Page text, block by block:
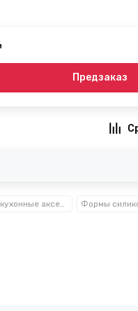
Предзаказ
Посуда, кухонные аксессуары и принадлежности TM Kamille TM Ofenbach